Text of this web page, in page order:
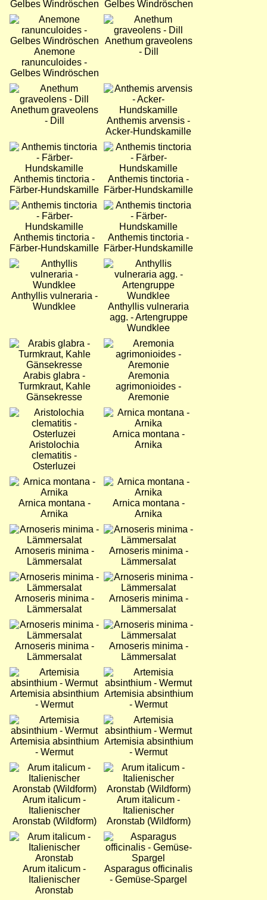
Gelbes Windröschen Gelbes Windröschen
Bild
Anemone
ranunculoides -
Gelbes Windröschen
Bild
Anethum graveolens
- Dill
Bild
Anethum graveolens
- Dill
Bild
Anthemis arvensis -
Acker-Hundskamille
Bild
Anthemis tinctoria -
Färber-Hundskamille
Bild
Anthemis tinctoria -
Färber-Hundskamille
Bild
Anthemis tinctoria -
Färber-Hundskamille
Bild
Anthemis tinctoria -
Färber-Hundskamille
Bild
Anthyllis vulneraria -
Wundklee
Bild
Anthyllis vulneraria
agg. - Artengruppe
Wundklee
Bild
Arabis glabra -
Turmkraut, Kahle
Gänsekresse
Bild
Aremonia
agrimonioides -
Aremonie
Bild
Aristolochia
clematitis -
Osterluzei
Bild
Arnica montana -
Arnika
Bild
Arnica montana -
Arnika
Bild
Arnica montana -
Arnika
Bild
Arnoseris minima -
Lämmersalat
Bild
Arnoseris minima -
Lämmersalat
Bild
Arnoseris minima -
Lämmersalat
Bild
Arnoseris minima -
Lämmersalat
Bild
Arnoseris minima -
Lämmersalat
Bild
Arnoseris minima -
Lämmersalat
Bild
Artemisia absinthium
- Wermut
Bild
Artemisia absinthium
- Wermut
Bild
Artemisia absinthium
- Wermut
Bild
Artemisia absinthium
- Wermut
Bild
Arum italicum -
Italienischer
Aronstab (Wildform)
Bild
Arum italicum -
Italienischer
Aronstab (Wildform)
Bild
Arum italicum -
Italienischer
Aronstab
Bild
Asparagus officinalis
- Gemüse-Spargel